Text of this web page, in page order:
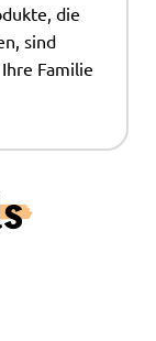
die
sind
Familie